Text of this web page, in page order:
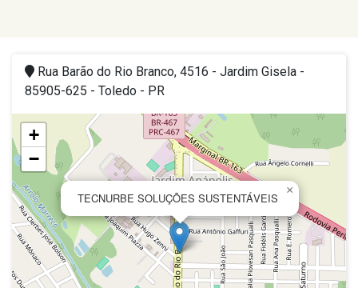
Rua Barão do Rio Branco, 4516 - Jardim Gisela -
85905-625 - Toledo - PR
TECNURBE SOLUÇÕES SUSTENTÁVEIS
×
+
−